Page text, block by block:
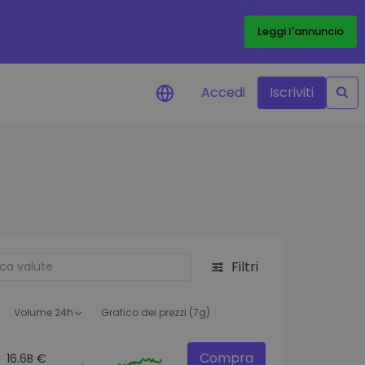
Leggi l'annuncio
utili per performance
Accedi Iscriviti
Filtri
Volume 24h Grafico dei prezzi (7g)
16.6B € Compra